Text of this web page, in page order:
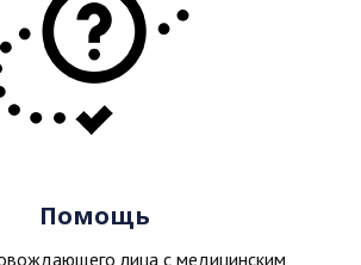
Помощь
лица с медицинским